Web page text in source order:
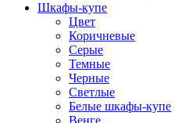
Шкафы-купе
Цвет
Коричневые
Серые
Темные
Черные
Светлые
Белые шкафы-купе
Венге